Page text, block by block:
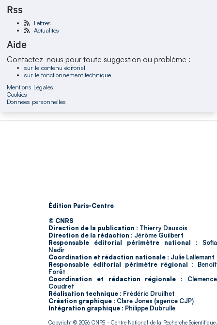
Rss
Lettres
Actualités
Aide
Contactez-nous pour toute suggestion ou problème :
sur le contenu éditorial
sur le fonctionnement technique
Mentions Légales
Cookies
Données personnelles
Édition Paris-Centre
© CNRS
Direction de la publication : Thierry Dauxois
Direction de la rédaction : Jérôme Guilbert
Responsable éditorial périmètre national : Sofia
Nadir
Coordination et rédaction nationale : Julie Lallemant
Responsable éditorial périmètre régional : Benoît
Forêt
Coordination et rédaction régionale : Clémence
Coudret
Réalisation technique : Frédéric Druilhet
Création graphique : Clare Jones (agence CJP)
Intégration graphique : Philippe Dubrulle
Copyright © 2026CNRS - Centre National de la Recherche Scientifique.